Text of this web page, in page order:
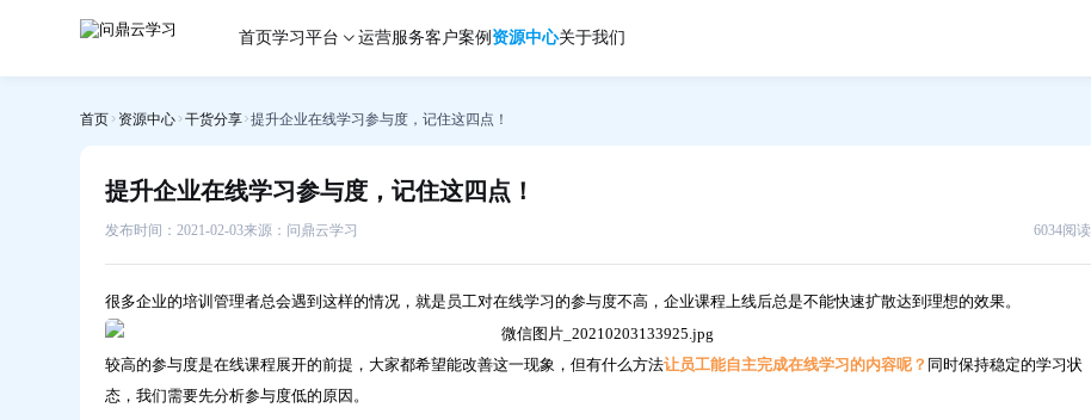
首页学习平台 运营服务客户案例 资源中心关于我们
首页 资源中心 干货分享 提升企业在线学习参与度，记住这四点！
提升企业在线学习参与度，记住这四点！
发布时间：2021-02-03来源：问鼎云学习 6034阅读
很多企业的培训管理者总会遇到这样的情况，就是员工对在线学习的参与度不高，企业课程上线后总是不能快速扩散达到理想的效果。
较高的参与度是在线课程展开的前提，大家都希望能改善这一现象，但有什么方法让员工能自主完成在线学习的内容呢？ 同时保持稳定的学习状
态，我们需要先分析参与度低的原因。